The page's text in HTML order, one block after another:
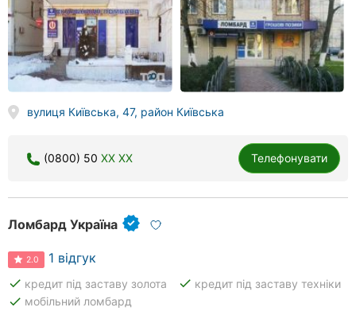
вулиця Київська, 47, район Київська
(0800) 50 XX XX Телефонувати
Ломбард Україна
2.0 1 відгук
done кредит під заставу золота done кредит під заставу техніки
done мобільний ломбард